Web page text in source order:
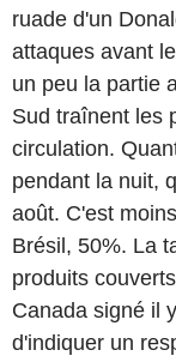
ruade d'un
attaques avant
un peu la partie
Sud traînent les
circulation.
pendant la nuit,
août. C'est
Brésil, 50%. La
produits
Canada signé il
d'indiquer un